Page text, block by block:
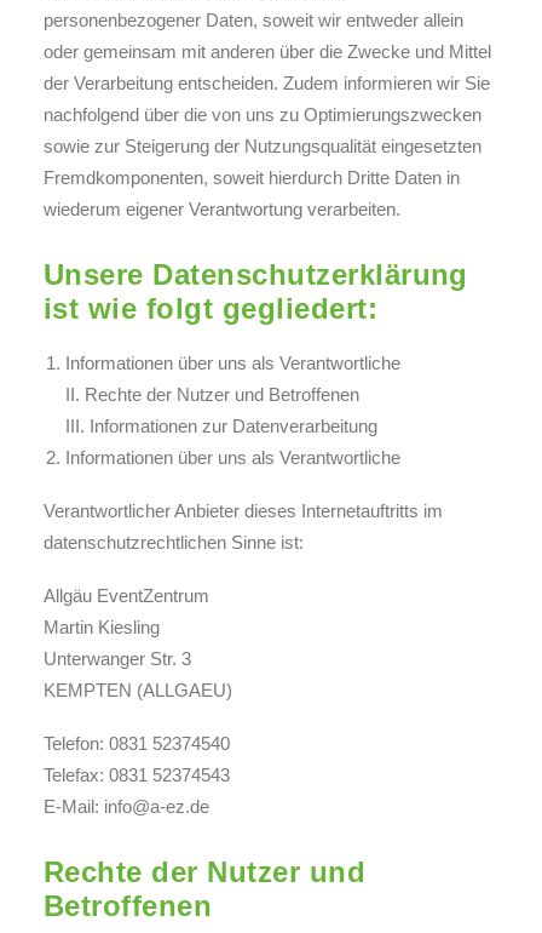
personenbezogener Daten, soweit wir entweder allein
oder gemeinsam mit anderen über die Zwecke und Mittel
der Verarbeitung entscheiden. Zudem informieren wir Sie
nachfolgend über die von uns zu Optimierungszwecken
sowie zur Steigerung der Nutzungsqualität eingesetzten
Fremdkomponenten, soweit hierdurch Dritte Daten in
wiederum eigener Verantwortung verarbeiten.
Unsere Datenschutzerklärung
ist wie folgt gegliedert:
Informationen über uns als Verantwortliche
II. Rechte der Nutzer und Betroffenen
III. Informationen zur Datenverarbeitung
Informationen über uns als Verantwortliche
Verantwortlicher Anbieter dieses Internetauftritts im
datenschutzrechtlichen Sinne ist:
Allgäu EventZentrum
Martin Kiesling
Unterwanger Str. 3
KEMPTEN (ALLGAEU)
Telefon: 0831 52374540
Telefax: 0831 52374543
E-Mail: info@a-ez.de
Rechte der Nutzer und
Betroffenen